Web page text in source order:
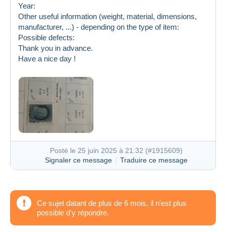
Year:
Other useful information (weight, material, dimensions,
manufacturer, ...) - depending on the type of item:
Possible defects:
Thank you in advance.
Have a nice day !
Posté le 25 juin 2025 à 21:32 (#1915609)
Signaler ce message
Traduire ce message
Ce sujet datant de plus de 6 mois, il n'est plus
possible d'y répondre.